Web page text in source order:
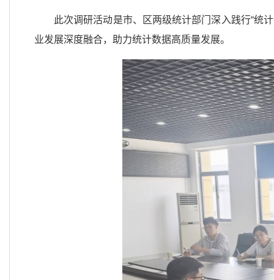
此次调研活动是市、区两级统计部门深入践行“统
业发展深度融合，助力统计数据高质量发展。